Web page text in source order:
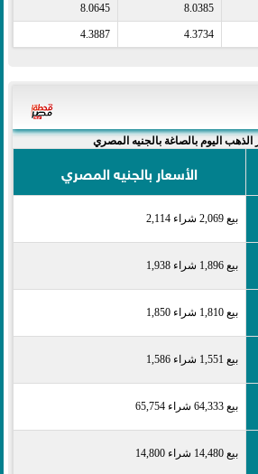
8.0385
8.0645
4.3734
4.3887
اليوم بالصاغة بالجنيه المصري
الأسعار بالجنيه المصري
بيع 2,069 شراء 2,114
بيع 1,896 شراء 1,938
بيع 1,810 شراء 1,850
بيع 1,551 شراء 1,586
بيع 64,333 شراء 65,754
بيع 14,480 شراء 14,800